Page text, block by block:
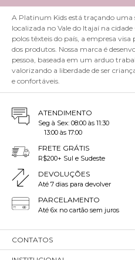
A Platinum Kids está traçando uma
localizada no Vale do Itajaí na
polos têxteis do país, a empresa
dos produtos. Nossa marca é
pessoa, baseada em um arduo
valorizando a liberdade de ser
e confortáveis.
ATENDIMENTO
Seg à Sex: 08:00 às 11:30
13:00 às 17:00
FRETE GRÁTIS
R$200+ Sul e Sudeste
DEVOLUÇÕES
Até 7 dias para devolver
PARCELAMENTO
Até 6x no cartão sem juros
CONTATOS